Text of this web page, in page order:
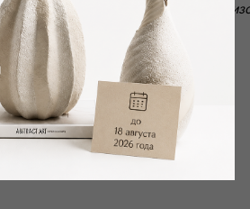
может незначительно отличаться от
Цвет: Серый
Материал: Стекло
lwh: 235x80x135 mm
Weight: 2200 g